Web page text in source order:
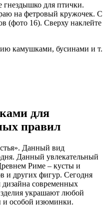
гнездышко для птички.
на фетровый кружочек. С
(фото 16). Сверху наклейте
камушками, бусинами и т.
для
правил
Данный вид
Данный увлекательный
Риме – кусты и
и других фигур. Сегодня
дизайна современных
украшают любой
и особой изюминки.